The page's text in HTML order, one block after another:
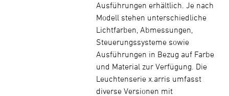
Ausführungen erhältlich. Je nach
Modell stehen unterschiedliche
Lichtfarben, Abmessungen,
Steuerungssysteme sowie
Ausführungen in Bezug auf Farbe
und Material zur Verfügung. Die
Leuchtenserie x.arris umfasst
diverse Versionen mit